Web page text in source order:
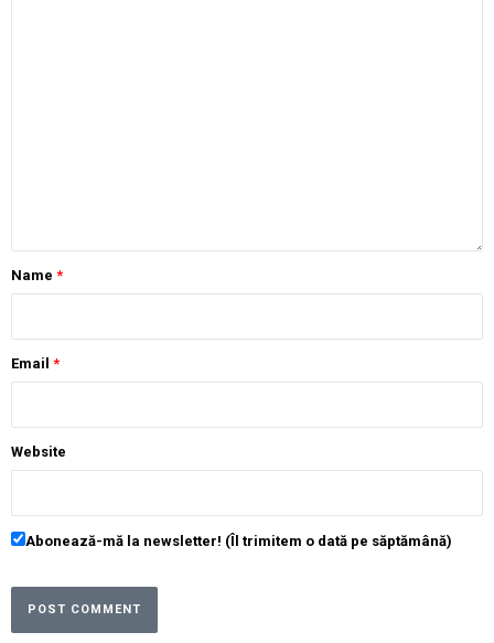
Name *
Email *
Website
Abonează-mă la newsletter! (Îl trimitem o dată pe săptămână)